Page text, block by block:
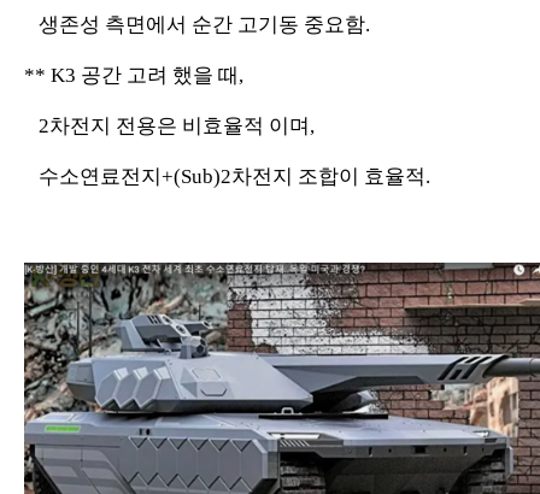
생존성 측면에서 순간 고기동 중요함.
** K3 공간 고려 했을 때,
2차전지 전용은 비효율적 이며,
수소연료전지+(Sub)2차전지 조합이 효율적.